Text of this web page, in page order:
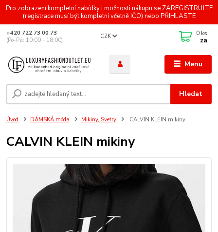
Pro zobrazení kompletní nabídky i možnosti nákupu se ZAREGISTRUJTE
(registrace musí být kompletní včetně IČO) nebo PŘIHLASTE
Menu
CZK
Hledat
+420 722 73 00 73
(Po-Pá: 10:00 - 18:00)
0 ks
za
Úvod DÁMSKÁ móda Mikiny, Svetry CALVIN KLEIN mikiny
CALVIN KLEIN mikiny